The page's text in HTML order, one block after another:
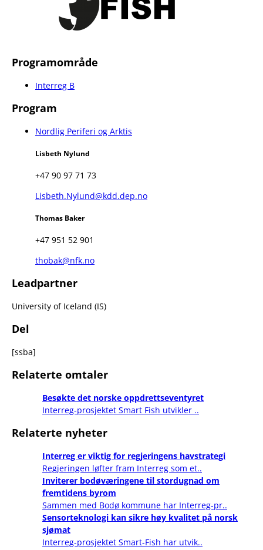
Programområde
Interreg B
Program
Nordlig Periferi og Arktis
Lisbeth Nylund
+47 90 97 71 73
Lisbeth.Nylund@kdd.dep.no
Thomas Baker
+47 951 52 901
thobak@nfk.no
Leadpartner
University of Iceland (IS)
Del
[ssba]
Relaterte omtaler
Besøkte det norske oppdrettseventyret
Interreg-prosjektet Smart Fish utvikler ..
Relaterte nyheter
Interreg er viktig for regjeringens havstrategi
Regjeringen løfter fram Interreg som et..
Inviterer bodøværingene til stordugnad om
fremtidens byrom
Sammen med Bodø kommune har Interreg-pr..
Sensorteknologi kan sikre høy kvalitet på norsk
sjømat
Interreg-prosjektet Smart-Fish har utvik..